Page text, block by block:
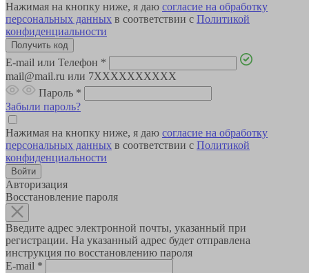
Нажимая на кнопку ниже, я даю согласие на обработку
персональных данных в соответствии с Политикой
конфиденциальности
E-mail или Телефон *
mail@mail.ru или 7XXXXXXXXXX
Пароль *
Забыли пароль?
Нажимая на кнопку ниже, я даю согласие на обработку
персональных данных в соответствии с Политикой
конфиденциальности
Авторизация
Восстановление пароля
Введите адрес электронной почты, указанный при
регистрации. На указанный адрес будет отправлена
инструкция по восстановлению пароля
E-mail *